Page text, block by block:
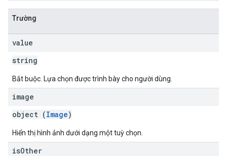
Trường
value
string
Bắt buộc. Lựa chọn được trình bày cho người dùng.
image
object (Image)
Hiển thị hình ảnh dưới dạng một tuỳ chọn.
isOther